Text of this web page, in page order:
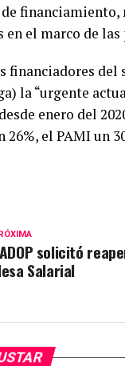
financiamiento,
el marco de las
financiadores del
la “urgente
enero del
el PAMI un
solicitó
Salarial